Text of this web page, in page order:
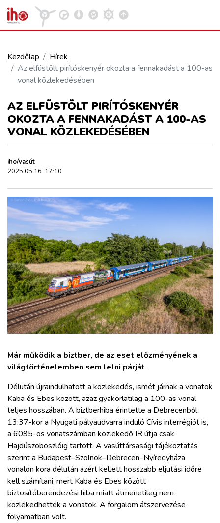
VASÚT
KÖZÚT
REPÜLÉS
KÖZLEKEDÉSFEJLESZTÉS
ZÖLDÚT
HAJÓZÁS
BLOG
ARCHÍVUM
BELÉPÉS
REGISZTRÁCIÓ
Kezdőlap
Hírek
Az elfüstölt pirítóskenyér okozta a fennakadást a 100-as
vonal közlekedésében
AZ ELFÜSTÖLT PIRÍTÓSKENYÉR
OKOZTA A FENNAKADÁST A 100-AS
VONAL KÖZLEKEDÉSÉBEN
iho/vasút
2025.05.16. 17:10
Már működik a biztber, de az eset előzményének a
világtörténelemben sem lelni párját.
Délután újraindulhatott a közlekedés, ismét járnak a vonatok
Kaba és Ebes között, azaz gyakorlatilag a 100-as vonal
teljes hosszában. A biztberhiba érintette a Debrecenből
13:37-kor a Nyugati pályaudvarra induló Cívis interrégiót is,
a 6095-ös vonatszámban közlekedő IR útja csak
Hajdúszoboszlóig tartott. A vasúttársasági tájékoztatás
szerint a Budapest–Szolnok–Debrecen–Nyíregyháza
vonalon kora délután azért kellett hosszabb eljutási időre
kell számítani, mert Kaba és Ebes között
biztosítóberendezési hiba miatt átmenetileg nem
közlekedhettek a vonatok. A forgalom átszervezése
folyamatban volt.